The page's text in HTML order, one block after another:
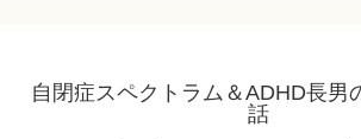
自閉症スペクトラム＆ADHD長男
話